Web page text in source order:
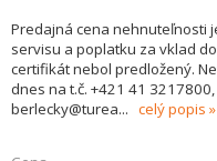
Predajná cena nehnuteľnosti
servisu a poplatku za vklad
certifikát nebol predložený.
dnes na t.č. +421 41
berlecky@turea... celý popis